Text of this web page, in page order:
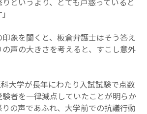
象を聞くと、板倉弁護士はそう答え
声の大きさを考えると、すこし意外
大学が長年にわたり入試試験で点数
者を一律減点していたことが明らか
の声であふれ、大学前での抗議行動